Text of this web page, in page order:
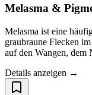
Melasma &
Melasma ist eine
graubraune Flecken
auf den Wangen, dem
Details anzeigen →